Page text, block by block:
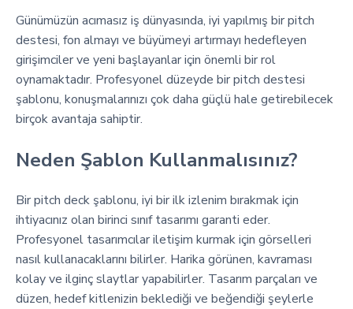
Günümüzün acımasız iş dünyasında, iyi yapılmış bir pitch
destesi, fon almayı ve büyümeyi artırmayı hedefleyen
girişimciler ve yeni başlayanlar için önemli bir rol
oynamaktadır. Profesyonel düzeyde bir pitch destesi
şablonu, konuşmalarınızı çok daha güçlü hale getirebilecek
birçok avantaja sahiptir.
Neden Şablon Kullanmalısınız?
Bir pitch deck şablonu, iyi bir ilk izlenim bırakmak için
ihtiyacınız olan birinci sınıf tasarımı garanti eder.
Profesyonel tasarımcılar iletişim kurmak için görselleri
nasıl kullanacaklarını bilirler. Harika görünen, kavraması
kolay ve ilginç slaytlar yapabilirler. Tasarım parçaları ve
düzen, hedef kitlenizin beklediği ve beğendiği şeylerle